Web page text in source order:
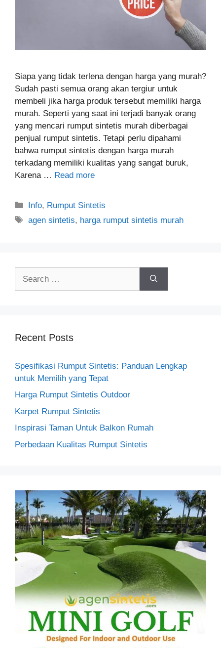
Siapa yang tidak terlena dengan harga yang murah?
Sudah pasti semua orang akan tergiur untuk
membeli jika harga produk tersebut memiliki harga
murah. Seperti yang saat ini terjadi banyak orang
yang mencari rumput sintetis murah diberbagai
penjual rumput sintetis. Tetapi perlu dipahami
bahwa rumput sintetis dengan harga murah
terkadang memiliki kualitas yang sangat buruk,
Karena … Read more
Categories
Info, Rumput Sintetis
Tags
agen sintetis, harga rumput sintetis murah
Recent Posts
Spesifikasi Rumput Sintetis: Panduan Lengkap
untuk Memilih yang Tepat
Harga Rumput Sintetis Outdoor
Karpet Rumput Sintetis
Inspirasi Taman Untuk Balkon Rumah
Perbedaan Kualitas Rumput Sintetis